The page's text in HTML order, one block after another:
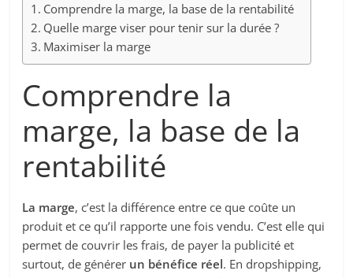
Comprendre la marge, la base de la rentabilité
Quelle marge viser pour tenir sur la durée ?
Maximiser la marge
Comprendre la
marge, la base de la
rentabilité
La marge, c’est la différence entre ce que coûte un
produit et ce qu’il rapporte une fois vendu. C’est elle qui
permet de couvrir les frais, de payer la publicité et
surtout, de générer un bénéfice réel. En dropshipping,